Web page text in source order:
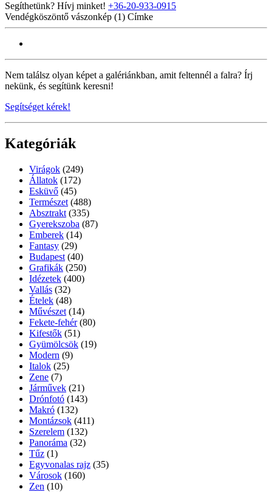
Segíthetünk? Hívj minket! +36-20-933-0915
Vendégköszöntő vászonkép (1) Címke
Nem találsz olyan képet a galériánkban, amit feltennél a falra? Írj
nekünk, és segítünk keresni!
Segítséget kérek!
Kategóriák
Virágok (249)
Állatok (172)
Esküvő (45)
Természet (488)
Absztrakt (335)
Gyerekszoba (87)
Emberek (14)
Fantasy (29)
Budapest (40)
Grafikák (250)
Idézetek (400)
Vallás (32)
Ételek (48)
Művészet (14)
Fekete-fehér (80)
Kifestők (51)
Gyümölcsök (19)
Modern (9)
Italok (25)
Zene (7)
Járművek (21)
Drónfotó (143)
Makró (132)
Montázsok (411)
Szerelem (132)
Panoráma (32)
Tűz (1)
Egyvonalas rajz (35)
Városok (160)
Zen (10)